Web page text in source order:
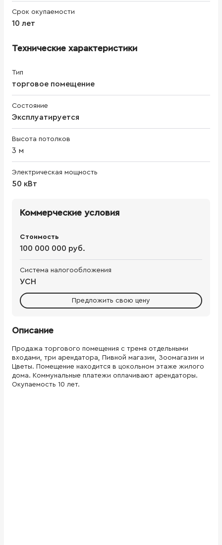
Срок окупаемости
10 лет
Технические характеристики
Тип
торговое помещение
Состояние
Эксплуатируется
Высота потолков
3 м
Электрическая мощность
50 кВт
Коммерческие условия
Стоимость
100 000 000 руб.
Система налогообложения
УСН
Предложить свою цену
Описание
Продажа торгового помещения с тремя отдельными
входами, три арендатора, Пивной магазин, Зоомагазин и
Цветы. Помещение находится в цокольном этаже жилого
дома. Коммунальные платежи оплачивают арендаторы.
Окупаемость 10 лет.